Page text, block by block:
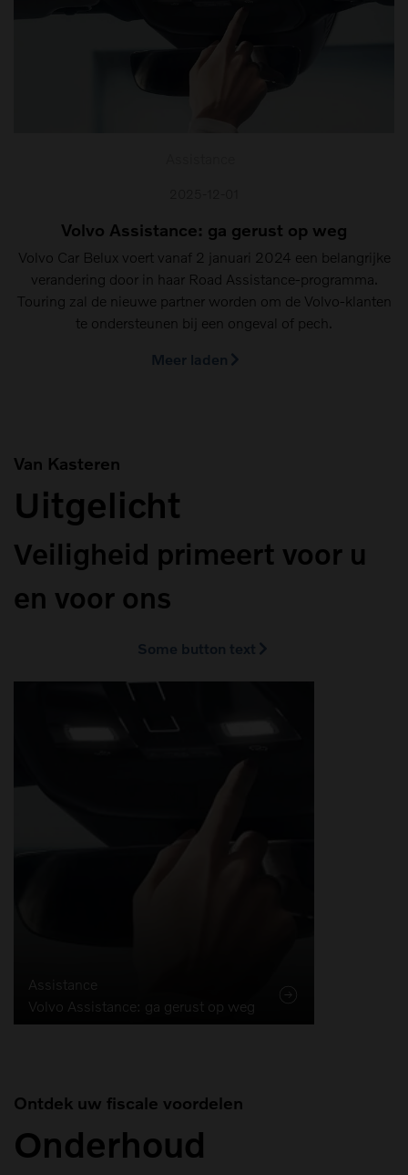
Volvo Assistance: ga gerust op weg
Volvo Car Belux voert vanaf 2 januari 2024 een belangrijke
verandering door in haar Road Assistance-programma.
Touring zal de nieuwe partner worden om de Volvo-klanten
te ondersteunen bij een ongeval of pech.
Meer laden
Van Kasteren
Uitgelicht
Veiligheid primeert voor u
en voor ons
Some button text
Assistance
Volvo Assistance: ga gerust op weg
Ontdek uw fiscale voordelen
Onderhoud